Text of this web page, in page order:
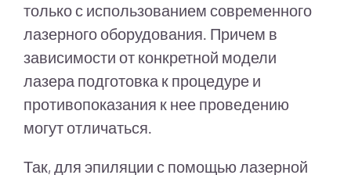
только с использованием современного
лазерного оборудования. Причем в
зависимости от конкретной модели
лазера подготовка к процедуре и
противопоказания к нее проведению
могут отличаться.
Так, для эпиляции с помощью лазерной